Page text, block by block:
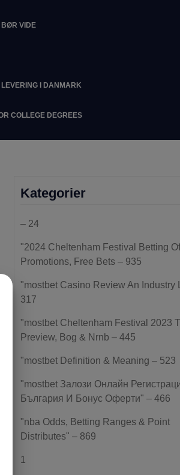
BØR VIDE
I DANMARK
COLLEGE DEGREES
Kategorier
– 24
"2024 Cheltenham Festival Betting
Promotions, Free Bets – 935
"mostbet Casino Review An Industry
317
"mostbet Cheltenham Festival 2023
Preview, Bog & Nrnb – 445
"mostbet Definition & Meaning – 523
"mostbet Залози Онлайн
България И Бонус Оферти" – 466
"nba Odds, Betting Ranges & Point
Distributes" – 869
1